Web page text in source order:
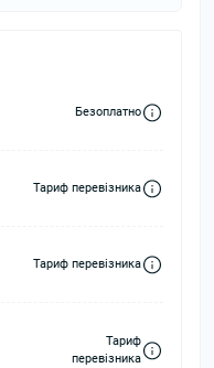
Безоплатно
Тариф перевізника
Тариф перевізника
Тариф
перевізника